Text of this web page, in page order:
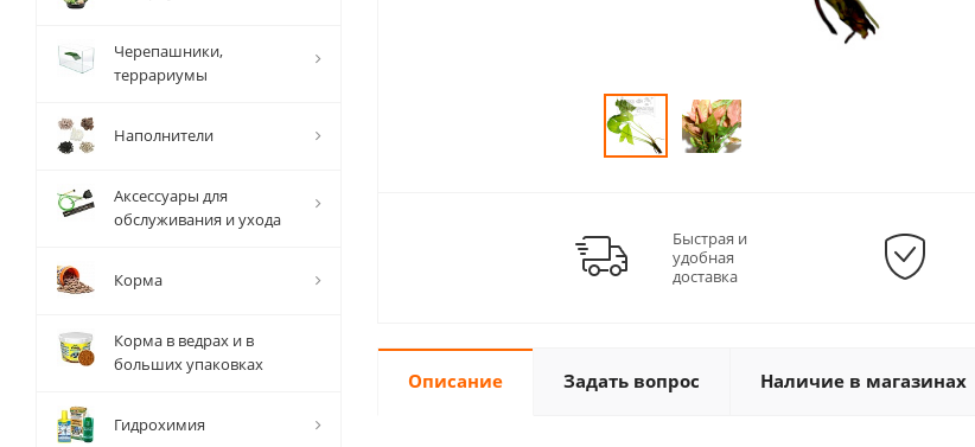
Быстрая и
удобная
доставка
Описание Задать вопрос Наличие в магазинах
Черепашники,
террариумы
Наполнители
Аксессуары для
обслуживания и ухода
Корма
Корма в ведрах и в
больших упаковках
Гидрохимия